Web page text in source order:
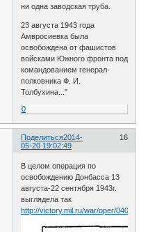
ни одна заводская труба.
23 августа 1943 года
Амвросиевка была
освобождена от фашистов
войсками Южного фронта под
командованием генерал-
полковника Ф. И.
Толбухина..."
0
Поделиться 16
2014-
05-20 19:02:49
В целом операция по
освобождению Донбасса 13
августа-22 сентября 1943г.
выглядела так
http://victory.mil.ru/war/oper/040.gif